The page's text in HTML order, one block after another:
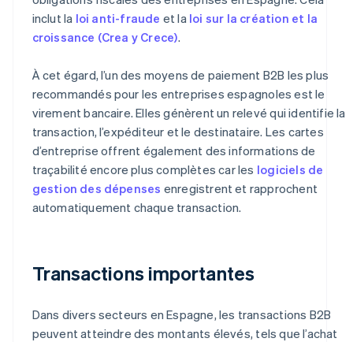
inclut la loi anti-fraude et la loi sur la création et la
croissance (Crea y Crece).
À cet égard, l’un des moyens de paiement B2B les plus
recommandés pour les entreprises espagnoles est le
virement bancaire. Elles génèrent un relevé qui identifie la
transaction, l’expéditeur et le destinataire. Les cartes
d’entreprise offrent également des informations de
traçabilité encore plus complètes car les logiciels de
gestion des dépenses enregistrent et rapprochent
automatiquement chaque transaction.
Transactions importantes
Dans divers secteurs en Espagne, les transactions B2B
peuvent atteindre des montants élevés, tels que l’achat